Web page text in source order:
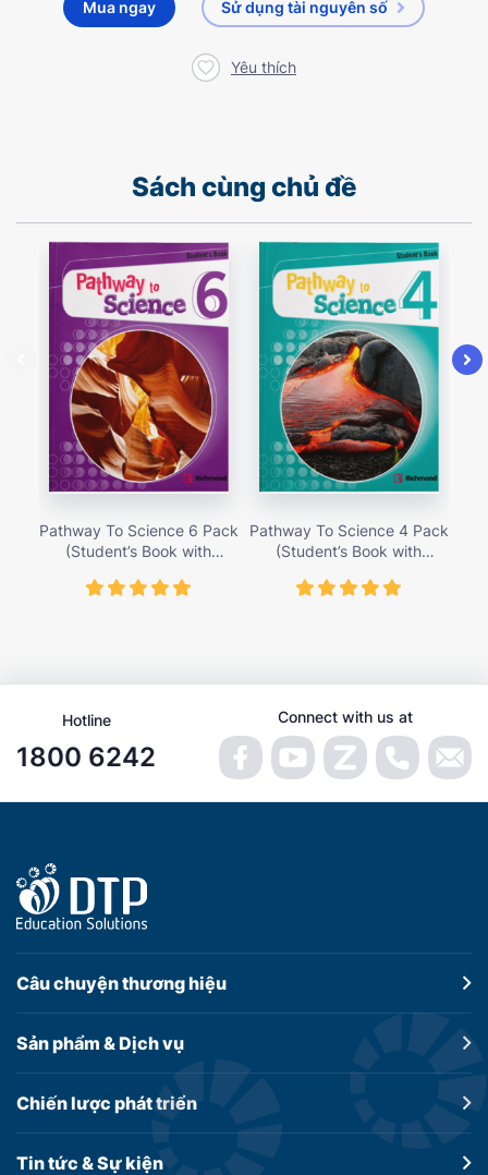
Mua ngay Sử dụng tài nguyên số
Yêu thích
Sách cùng chủ đề
Pathway To Science 6 Pack
(Student’s Book with
419,000 vnđ
Pathway To Science 4 Pack
(Student’s Book with
419,000 vnđ
Hotline
1800 6242
Connect with us at
Câu chuyệnthương hiệu
Sản phẩm &Dịch vụ
Chiến lược phát triển
Tin tức &Sự kiện